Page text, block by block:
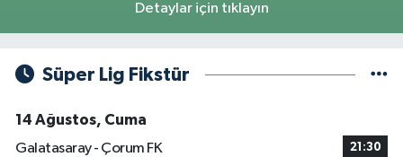
Detaylar için tıklayın
Süper Lig Fikstür
14 Ağustos, Cuma
Galatasaray - Çorum FK
21:30